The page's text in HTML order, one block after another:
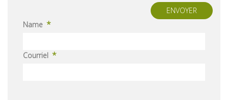
ENVOYER
Name *
Courriel *